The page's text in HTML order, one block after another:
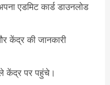
एडमिट कार्ड डाउनलोड
केंद्र की जानकारी
केंद्र पर पहुंचे।